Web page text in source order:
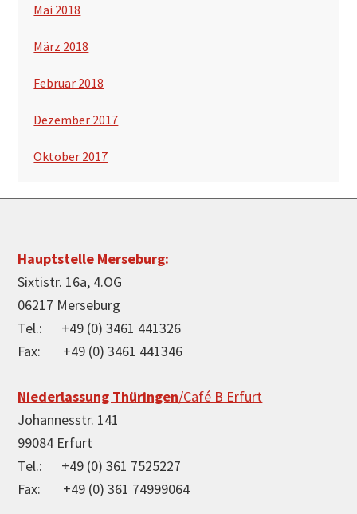
Mai 2018
März 2018
Februar 2018
Dezember 2017
Oktober 2017
Footer
Hauptstelle Merseburg:
Sixtistr. 16a, 4.OG
06217 Merseburg
Tel.: +49 (0) 3461 441326
Fax: +49 (0) 3461 441346
Niederlassung Thüringen/Café B Erfurt
Johannesstr. 141
99084 Erfurt
Tel.: +49 (0) 361 7525227
Fax: +49 (0) 361 74999064